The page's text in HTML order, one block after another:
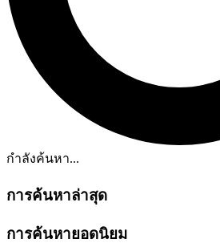
กำลังค้นหา...
การค้นหาล่าสุด
การค้นหายอดนิยม